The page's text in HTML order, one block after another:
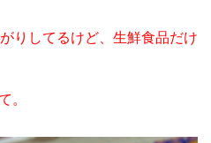
りしてるけど、生鮮食品だけ
。